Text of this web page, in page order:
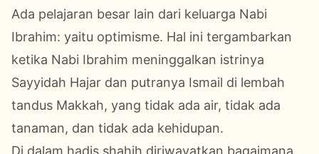
Ada pelajaran besar lain dari keluarga Nabi
Ibrahim: yaitu optimisme. Hal ini tergambarkan
ketika Nabi Ibrahim meninggalkan istrinya
Sayyidah Hajar dan putranya Ismail di lembah
tandus Makkah, yang tidak ada air, tidak ada
tanaman, dan tidak ada kehidupan.